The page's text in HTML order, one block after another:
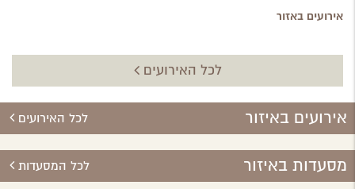
אירועים באזור
לכל האירועים
אירועים באיזור לכל האירועים
מסעדות באיזור לכל המסעדות